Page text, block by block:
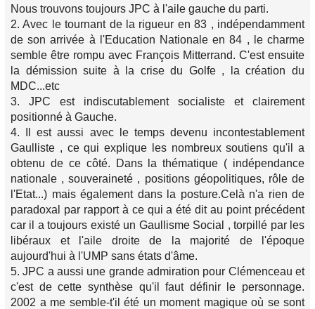
Nous trouvons toujours JPC à l'aile gauche du parti.
2. Avec le tournant de la rigueur en 83 , indépendamment
de son arrivée à l'Education Nationale en 84 , le charme
semble être rompu avec François Mitterrand. C'est ensuite
la démission suite à la crise du Golfe , la création du
MDC...etc
3. JPC est indiscutablement socialiste et clairement
positionné à Gauche.
4. Il est aussi avec le temps devenu incontestablement
Gaulliste , ce qui explique les nombreux soutiens qu'il a
obtenu de ce côté. Dans la thématique ( indépendance
nationale , souveraineté , positions géopolitiques, rôle de
l'Etat...) mais également dans la posture.Celà n'a rien de
paradoxal par rapport à ce qui a été dit au point précédent
car il a toujours existé un Gaullisme Social , torpillé par les
libéraux et l'aile droite de la majorité de l'époque
aujourd'hui à l'UMP sans états d'âme.
5. JPC a aussi une grande admiration pour Clémenceau et
c'est de cette synthèse qu'il faut définir le personnage.
2002 a me semble-t'il été un moment magique où se sont